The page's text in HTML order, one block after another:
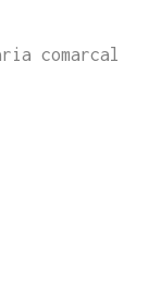
comarcal